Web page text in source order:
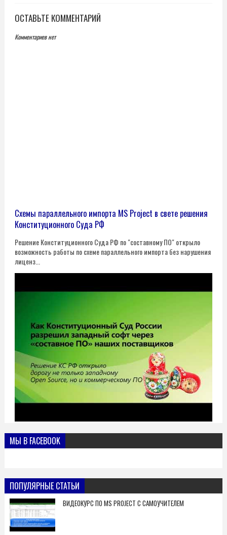
ОСТАВЬТЕ КОММЕНТАРИЙ
Комментариев нет
Схемы параллельного импорта MS Project в свете решения
Конституционного Суда РФ
Решение Конституционного Суда РФ по "составному ПО" открыло
возможность работы по схеме параллельного импорта без нарушения
лиценз...
МЫ В FACEBOOK
ПОПУЛЯРНЫЕ СТАТЬИ
ВИДЕОКУРС ПО MS PROJECT С САМОУЧИТЕЛЕМ